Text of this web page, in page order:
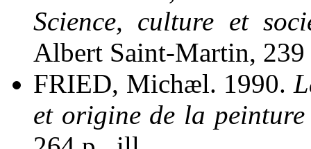
Science, culture et
Albert Saint-Martin,
FRIED, Michæl. 1990.
et origine de la peinture